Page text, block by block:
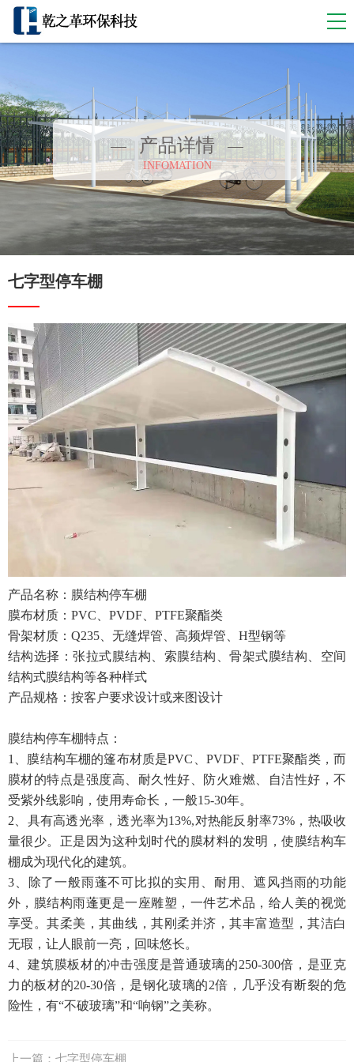
产品详情
INFOMATION
七字型停车棚
产品名称：膜结构停车棚
膜布材质：PVC、PVDF、PTFE聚酯类
骨架材质：Q235、无缝焊管、高频焊管、H型钢等
结构选择：张拉式膜结构、索膜结构、骨架式膜结构、空间
结构式膜结构等各种样式
产品规格：按客户要求设计或来图设计
膜结构停车棚特点：
1、膜结构车棚的篷布材质是PVC、PVDF、PTFE聚酯类，而
膜材的特点是强度高、耐久性好、防火难燃、自洁性好，不
受紫外线影响，使用寿命长，一般15-30年。
2、具有高透光率，透光率为13%,对热能反射率73%，热吸收
量很少。正是因为这种划时代的膜材料的发明，使膜结构车
棚成为现代化的建筑。
3、除了一般雨蓬不可比拟的实用、耐用、遮风挡雨的功能
外，膜结构雨蓬更是一座雕塑，一件艺术品，给人美的视觉
享受。其柔美，其曲线，其刚柔并济，其丰富造型，其洁白
无瑕，让人眼前一亮，回味悠长。
4、建筑膜板材的冲击强度是普通玻璃的250-300倍，是亚克
力的板材的20-30倍，是钢化玻璃的2倍，几乎没有断裂的危
险性，有“不破玻璃”和“响钢”之美称。
上一篇： 七字型停车棚